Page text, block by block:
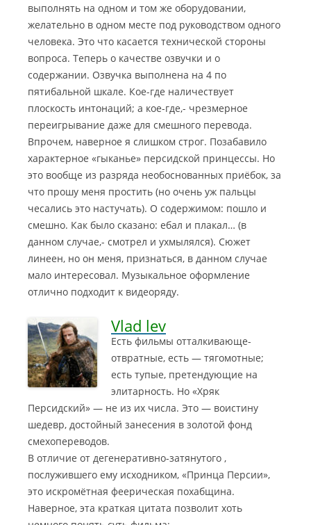
выполнять на одном и том же оборудовании,
желательно в одном месте под руководством одного
человека. Это что касается технической стороны
вопроса. Теперь о качестве озвучки и о
содержании. Озвучка выполнена на 4 по
пятибальной шкале. Кое-где наличествует
плоскость интонаций; а кое-где,- чрезмерное
переигрывание даже для смешного перевода.
Впрочем, наверное я слишком строг. Позабавило
характерное «гыканье» персидской принцессы. Но
это вообще из разряда необоснованных приёбок, за
что прошу меня простить (но очень уж пальцы
чесались это настучать). О содержимом: пошло и
смешно. Как было сказано: ебал и плакал… (в
данном случае,- смотрел и ухмылялся). Сюжет
линеен, но он меня, признаться, в данном случае
мало интересовал. Музыкальное оформление
отлично подходит к видеоряду.
Vlad lev
Есть фильмы отталкивающе-
отвратные, есть — тягомотные;
есть тупые, претендующие на
элитарность. Но «Хряк
Персидский» — не из их числа. Это — воистину
шедевр, достойный занесения в золотой фонд
смехопереводов.
В отличие от дегенеративно-затянутого ,
послужившего ему исходником, «Принца Персии»,
это искромётная феерическая похабщина.
Наверное, эта краткая цитата позволит хоть